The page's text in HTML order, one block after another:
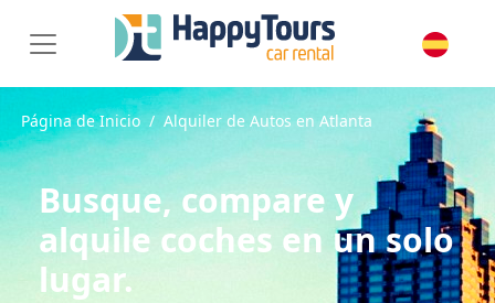
Página de Inicio Alquiler de Autos en Atlanta
Busque, compare y
alquile coches en un solo
lugar.